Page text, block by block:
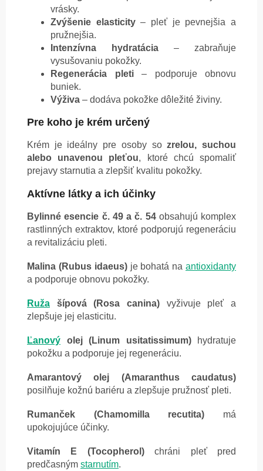
vrásky.
Zvýšenie elasticity– pleť je pevnejšia a
pružnejšia.
Intenzívna hydratácia – zabraňuje
vysušovaniu pokožky.
Regenerácia pleti– podporuje obnovu
buniek.
Výživa – dodáva pokožke dôležité živiny.
Pre koho je krém určený
Krém je ideálny pre osoby sozrelou, suchou
alebo unavenou pleťou, ktoré chcú spomaliť
prejavy starnutia a zlepšiť kvalitu pokožky.
Aktívne látky a ich účinky
Bylinné esencie č. 49 a č. 54obsahujú komplex
rastlinných extraktov, ktoré podporujú regeneráciu
a revitalizáciu pleti.
Malina (Rubus idaeus)je bohatá naantioxidanty
a podporuje obnovu pokožky.
Ruža šípová (Rosa canina) vyživuje pleť a
zlepšuje jej elasticitu.
Ľanový olej (Linum usitatissimum)hydratuje
pokožku a podporuje jej regeneráciu.
Amarantový olej (Amaranthus caudatus)
posilňuje kožnú bariéru a zlepšuje pružnosť pleti.
Rumanček (Chamomilla recutita) má
upokojujúce účinky.
Vitamín E (Tocopherol)chráni pleť pred
predčasným starnutím.